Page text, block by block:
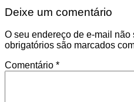
Deixe um comentário
O seu endereço de e-mail não
obrigatórios são marcados
Comentário *